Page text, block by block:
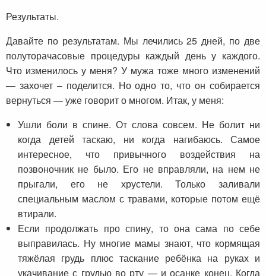
Результаты.
Давайте по результатам. Мы лечились 25 дней, по две
полуторачасовые процедуры каждый день у каждого.
Что изменилось у меня? У мужа тоже много изменений
— захочет – поделится. Но одно то, что он собирается
вернуться — уже говорит о многом. Итак, у меня:
Ушли боли в спине. От слова совсем. Не болит ни
когда детей таскаю, ни когда нагибаюсь. Самое
интересное, что привычного воздействия на
позвоночник не было. Его не вправляли, на нем не
прыгали, его не хрустели. Только заливали
специальным маслом с травами, которые потом ещё
втирали.
Если продолжать про спину, то она сама по себе
выправилась. Ну многие мамы знают, что кормящая
тяжёлая грудь плюс таскание ребёнка на руках и
укачивание с грудью во рту — и осанке конец. Когда